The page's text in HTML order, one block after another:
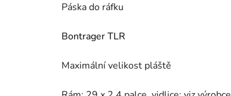
Páska do ráfku
Bontrager TLR
Maximální velikost pláště